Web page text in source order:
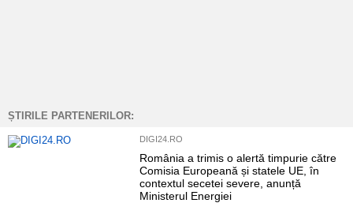
ȘTIRILE PARTENERILOR:
DIGI24.RO
România a trimis o alertă timpurie către
Comisia Europeană și statele UE, în
contextul secetei severe, anunță
Ministerul Energiei